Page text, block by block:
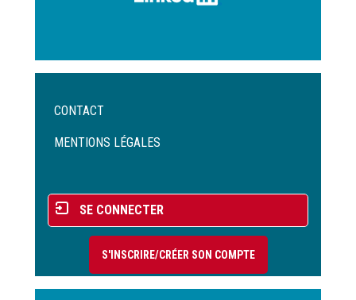
Menu
de
CONTACT
MENTIONS LÉGALES
Menu
du
compte
l'utilisateur
SE CONNECTER
S'INSCRIRE/CRÉER SON COMPTE